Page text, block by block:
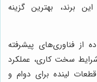
برند، بهترین گزینه
از فناوری‌های پیشرفته
سخت کاری، عملکرد
لینده برای دوام و